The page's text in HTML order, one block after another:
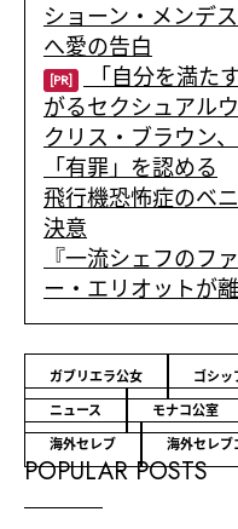
ショーン・メンデ
へ愛の告白
[PR] 「自分を満た
がるセクシュアル
クリス・ブラウン
「有罪」を認める
飛行機恐怖症のベ
決意
『一流シェフのフ
ー・エリオットが
ガブリエラ公女 ゴシッ
ニュース
モナコ公室
海外セレブ
海外セレブ
POPULAR POSTS